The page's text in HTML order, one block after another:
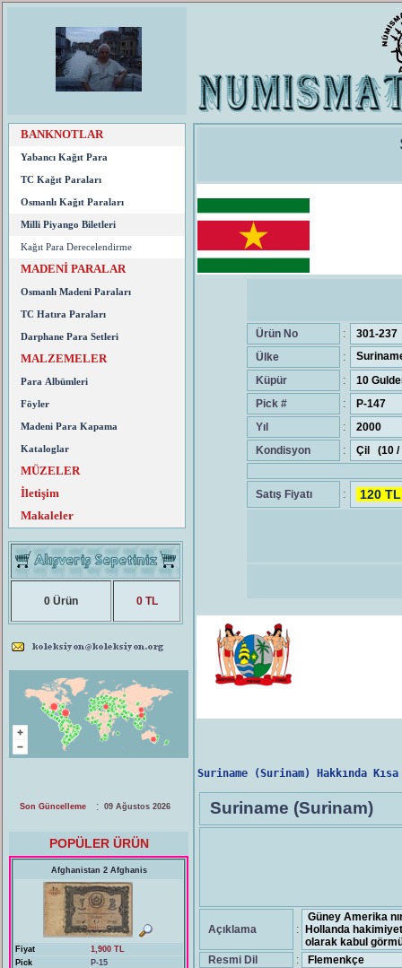
BANKNOTLAR
Yabancı Kağıt Para
TC Kağıt Paraları
Osmanlı Kağıt Paraları
Milli Piyango Biletleri
Kağıt Para Derecelendirme
MADENİ PARALAR
Osmanlı Madeni Paraları
TC Hatıra Paraları
Darphane Para Setleri
MALZEMELER
Para Albümleri
Föyler
Madeni Para Kapama
Kataloglar
MÜZELER
İletişim
Makaleler
0 Ürün 0 TL
Son Güncelleme : 09 Ağustos 2026
POPÜLER ÜRÜN
Afghanistan 2 Afghanis
Fiyat
1,900 TL
Pick
P-15
Ürün No :
301-237
Ülke
:
Küpür
:
10
Pick #
:
P-147
Yıl
:
2000
Kondisyon
: Çil (10
Satış Fiyatı : 120
Suriname (Surinam) Hakkında
Suriname (Surinam)
Açıklama :
Güney Amerika
Hollanda
olarak kabul
Resmi Dil
:
Flemenkçe